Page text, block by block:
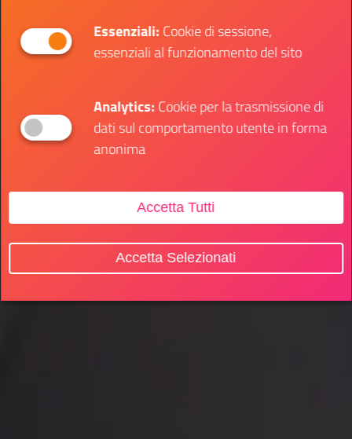
Essenziali:Cookie di sessione,
essenziali al funzionamento del sito
Analytics:Cookie per la trasmissione di
dati sul comportamento utente in forma
anonima
Accetta Tutti
Accetta Selezionati